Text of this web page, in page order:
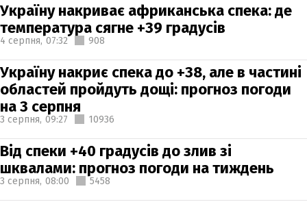
Україну накриває африканська спека: де
температура сягне +39 градусів
4 серпня, 07:32 908
Україну накриє спека до +38, але в частині
областей пройдуть дощі: прогноз погоди
на 3 серпня
3 серпня, 09:27 10936
Від спеки +40 градусів до злив зі
шквалами: прогноз погоди на тиждень
3 серпня, 08:00 5458